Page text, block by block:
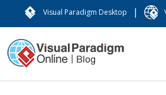
Visual Paradigm Desktop |